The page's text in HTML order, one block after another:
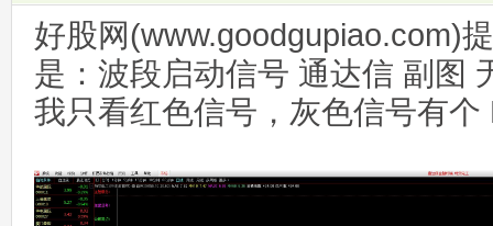
好股网(www.goodgupiao.com)
是：波段启动信号 通达信 副图
我只看红色信号，灰色信号有个